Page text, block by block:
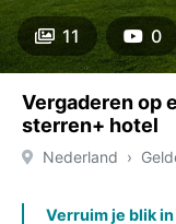
11 0
Vergaderen op
sterren+ hotel
Nederland
Verruim je blik